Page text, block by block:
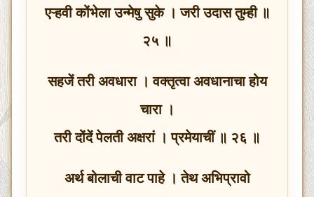
एऱ्हवी कोंभेला उन्मेषु सुके । जरी उदास तुम्ही ॥
२५ ॥
सहजें तरी अवधारा । वक्तृत्वा अवधानाचा होय
चारा ।
तरी दोंदें पेलती अक्षरां । प्रमेयाचीं ॥ २६ ॥
अर्थ बोलाची वाट पाहे । तेथ अभिप्रावो